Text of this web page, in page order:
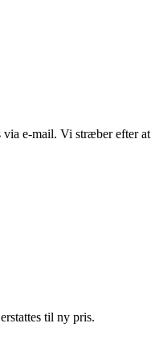
e-mail. Vi stræber efter
til ny pris.